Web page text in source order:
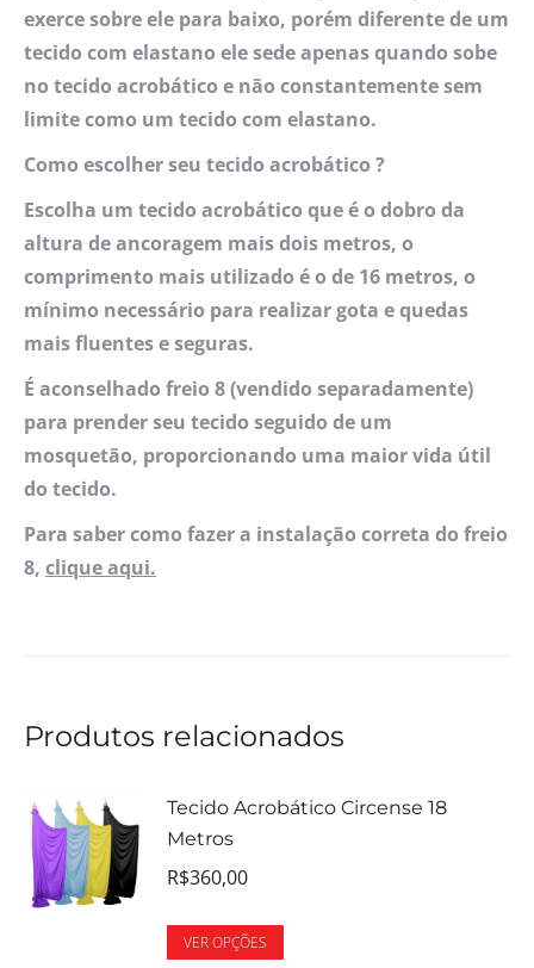
exerce sobre ele para baixo, porém diferente de um
tecido com elastano ele sede apenas quando sobe
no tecido acrobático e não constantemente sem
limite como um tecido com elastano.
Como escolher seu tecido acrobático ?
Escolha um tecido acrobático que é o dobro da
altura de ancoragem mais dois metros, o
comprimento mais utilizado é o de 16 metros, o
mínimo necessário para realizar gota e quedas
mais fluentes e seguras.
É aconselhado freio 8 (vendido separadamente)
para prender seu tecido seguido de um
mosquetão, proporcionando uma maior vida útil
do tecido.
Para saber como fazer a instalação correta do freio
8, clique aqui.
Produtos relacionados
Tecido Acrobático Circense 18
Metros
R$360,00
VER OPÇÕES